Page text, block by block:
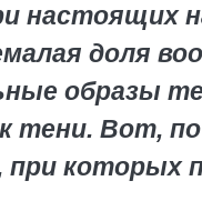
настоящих
доля
образы
тени. Вот,
при которых